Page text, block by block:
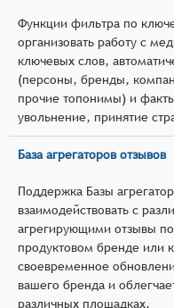
Функции фильтра по
организовать работу с
ключевых слов,
(персоны, бренды,
прочие топонимы) и
увольнение, принятие
База агрегаторов отзывов
Поддержка Базы
взаимодействовать с
агрегирующими отзывы
продуктовом бренде или
своевременное
вашего бренда и
различных площадках.